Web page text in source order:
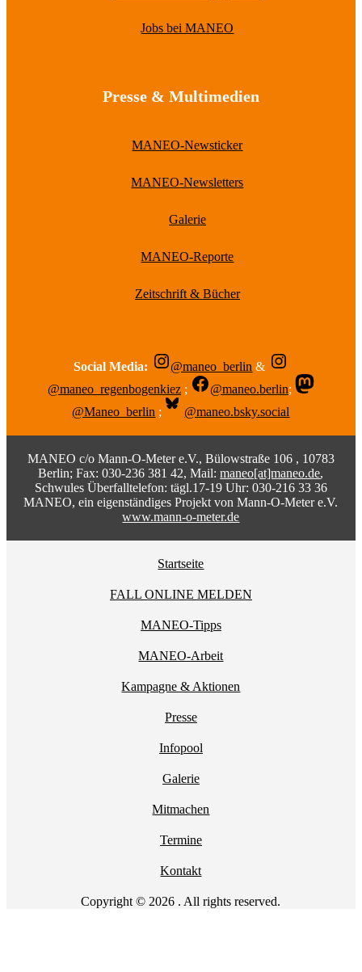
Jobs bei MANEO
Presse & Multimedien
MANEO-Newsticker
MANEO-Newsletters
Galerie
MANEO-Reporte
Zeitschrift & Bücher
Social Media: @maneo_berlin &
@maneo_regenbogenkiez ; @maneo.berlin;
@Maneo_berlin ; @maneo.bsky.social
MANEO c/o Mann-O-Meter e.V., Bülowstraße 106 , 10783
Berlin; Fax: 030-236 381 42, Mail:maneo[at]maneo.de,
Schwules Überfalltelefon: tägl.17-19 Uhr: 030-216 33 36
MANEO, ein eigenständiges Projekt von Mann-O-Meter e.V.
www.mann-o-meter.de
Startseite
FALL ONLINE MELDEN
MANEO-Tipps
MANEO-Arbeit
Kampagne & Aktionen
Presse
Infopool
Galerie
Mitmachen
Termine
Kontakt
Copyright © 2026 . All rights reserved.